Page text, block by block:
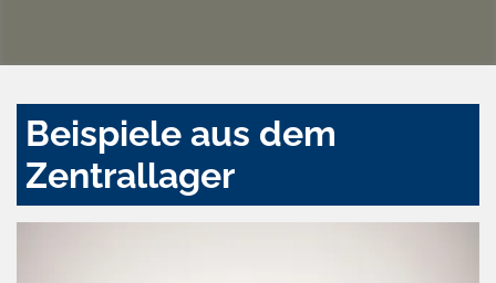
Beispiele aus dem
Zentrallager